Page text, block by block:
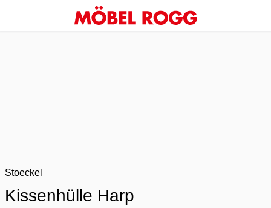
Stoeckel
Kissenhülle Harp